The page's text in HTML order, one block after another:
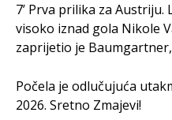
7’ Prva prilika za
visoko iznad gola Nikole
zaprijetio je
Počela je odlučujuća
2026. Sretno Zmajevi!